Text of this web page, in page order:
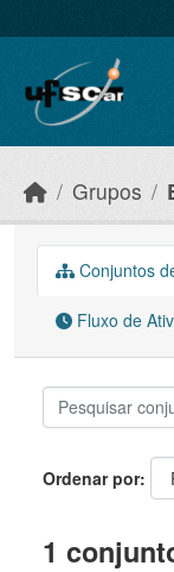
Grupos
Conjuntos
Fluxo de
Ordenar por
1